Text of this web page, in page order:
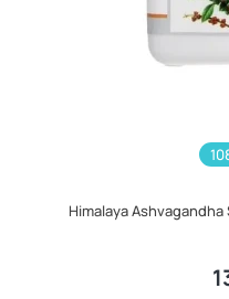
Himalaya